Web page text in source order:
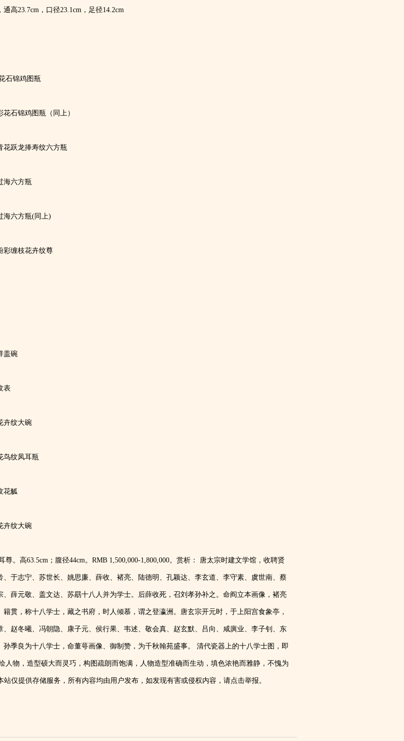
高23.7cm，口径23.1cm，足径14.2cm
石锦鸡图瓶
锦鸡图瓶（同上）
跃龙捧寿纹六方瓶
六方瓶
六方瓶(同上)
缠枝花卉纹尊
碗
表
纹大碗
纹凤耳瓶
觚
纹大碗
尊。高63.5cm；腹径44cm。RMB 1,500,000-1,800,000。赏析： 唐太宗时建文学馆，收聘贤
、于志宁、苏世长、姚思廉、薛收、褚亮、陆德明、孔颖达、李玄道、李守素、虞世南、蔡
、薛元敬、盖文达、苏勗十八人并为学士。后薛收死，召刘孝孙补之。命阎立本画像，褚亮
籍贯，称十八学士，藏之书府，时人倾慕，谓之登瀛洲。唐玄宗开元时，于上阳宫食象亭，
、赵冬曦、冯朝隐、康子元、侯行果、韦述、敬会真、赵玄默、吕向、咸廙业、李子钊、东
孙季良为十八学士，命董萼画像、御制赞，为千秋翰苑盛事。 清代瓷器上的十八学士图，即
人物，造型硕大而灵巧，构图疏朗而饱满，人物造型准确而生动，填色浓艳而雅静，不愧为
站仅提供存储服务，所有内容均由用户发布，如发现有害或侵权内容，请点击举报。